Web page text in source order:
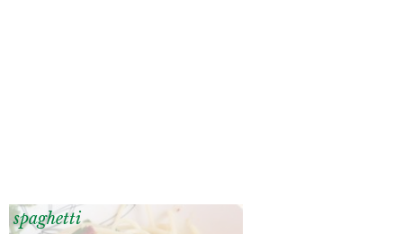
spaghetti